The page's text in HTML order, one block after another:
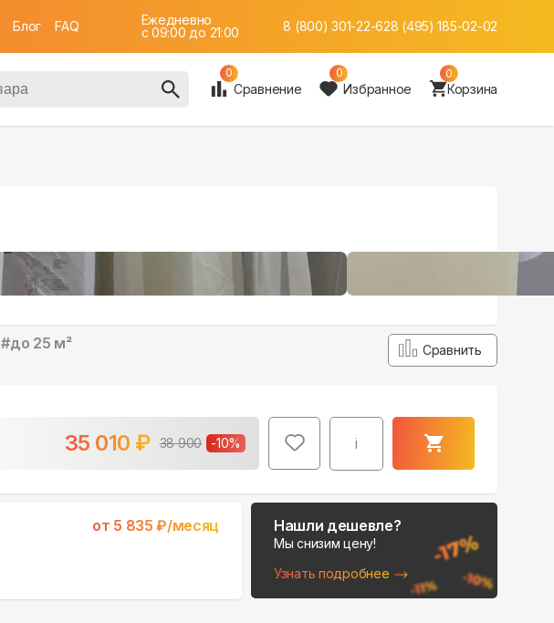
Блог FAQ
Ежедневно
c 09:00 до 21:00
8 (800) 301-22-628 (495) 185-02-02
0
Сравнение
0
Избранное
0
Корзина
#до 25 м² Сравнить
35 010 ₽ 38 900 -10% i
от 5 835 ₽/месяц Нашли дешевле?
Мы снизим цену!
Узнать подробнее